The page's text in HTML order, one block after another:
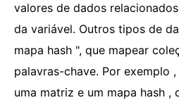
valores de dados
da variável. Outros tipos de
mapa hash ", que mapear
palavras-chave. Por exemplo
uma matriz e um mapa hash ,